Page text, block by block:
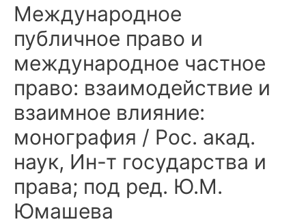
Международное
публичное право и
международное частное
право: взаимодействие и
взаимное влияние:
монография / Рос. акад.
наук, Ин-т государства и
права; под ред. Ю.М.
Юмашева